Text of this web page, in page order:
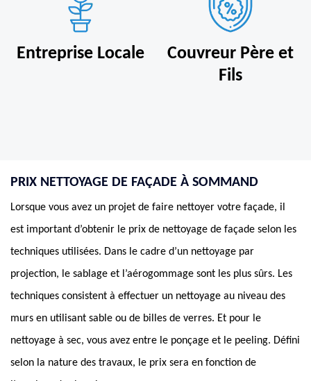
Entreprise Locale
Couvreur Père et
Fils
PRIX NETTOYAGE DE FAÇADE À SOMMAND
Lorsque vous avez un projet de faire nettoyer votre façade, il
est important d’obtenir le prix de nettoyage de façade selon les
techniques utilisées. Dans le cadre d’un nettoyage par
projection, le sablage et l’aérogommage sont les plus sûrs. Les
techniques consistent à effectuer un nettoyage au niveau des
murs en utilisant sable ou de billes de verres. Et pour le
nettoyage à sec, vous avez entre le ponçage et le peeling. Défini
selon la nature des travaux, le prix sera en fonction de